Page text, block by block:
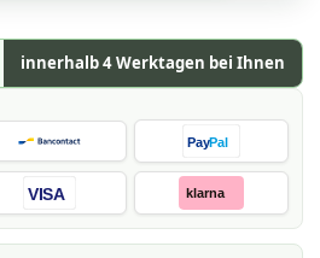
innerhalb 4 Werktagen bei Ihnen
PayPal
VISA klarna